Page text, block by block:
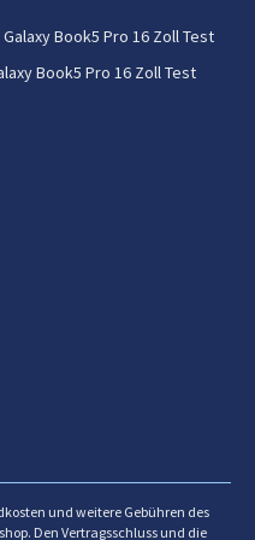
SDRAM
32 GB
Arc Graphics
Arc Graphics 140V
Book5 Pro 16 Zoll Test
Book5 Pro 16 Zoll Test
und weitere Gebühren des
Den Vertragsschluss und die